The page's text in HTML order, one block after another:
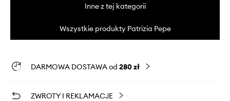
Inne z tej kategorii
Wszystkie produkty Patrizia Pepe
DARMOWA DOSTAWA od 280 zł
ZWROTY I REKLAMACJE